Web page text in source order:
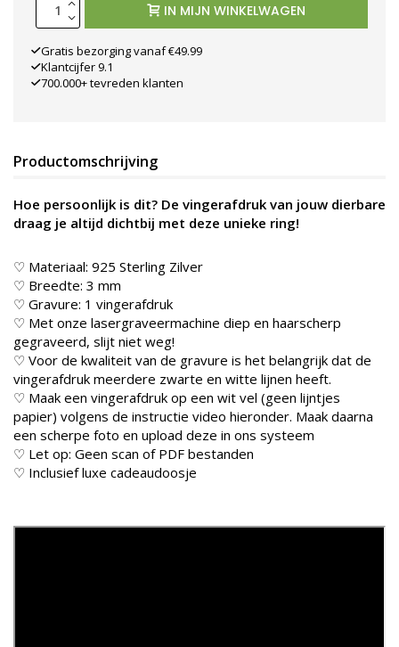
IN MIJN WINKELWAGEN
Gratis bezorging vanaf €49.99
Klantcijfer 9.1
700.000+ tevreden klanten
Productomschrijving
Hoe persoonlijk is dit? De vingerafdruk van jouw dierbare
draag je altijd dichtbij met deze unieke ring!
♡ Materiaal: 925 Sterling Zilver
♡ Breedte: 3 mm
♡ Gravure: 1 vingerafdruk
♡ Met onze lasergraveermachine diep en haarscherp
gegraveerd, slijt niet weg!
♡ Voor de kwaliteit van de gravure is het belangrijk dat de
vingerafdruk meerdere zwarte en witte lijnen heeft.
♡ Maak een vingerafdruk op een wit vel (geen lijntjes
papier) volgens de instructie video hieronder. Maak daarna
een scherpe foto en upload deze in ons systeem
♡ Let op: Geen scan of PDF bestanden
♡ Inclusief luxe cadeaudoosje